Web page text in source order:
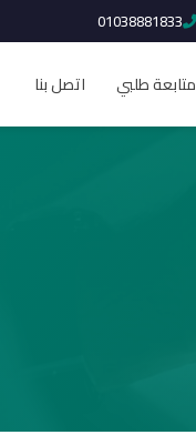
01038881833
متابعة طلبي اتصل بنا